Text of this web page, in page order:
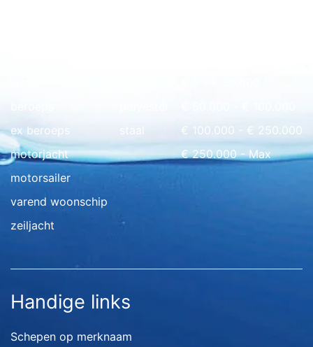
ex beroeps
motorjacht
motorsailer
varend woonschip
zeiljacht
€ 100.000 - € 250.000
€ 250.000 - Max
Handige links
Schepen op merknaam